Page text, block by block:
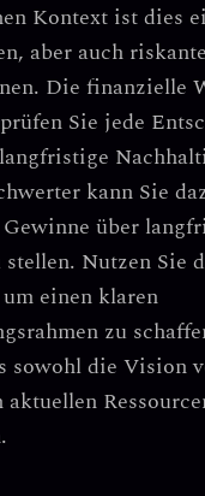
Kontext ist dies
aber auch
Die finanzielle
Sie jede
kann Sie
über
Nutzen Sie
einen klaren
zu
sowohl die Vision
aktuellen